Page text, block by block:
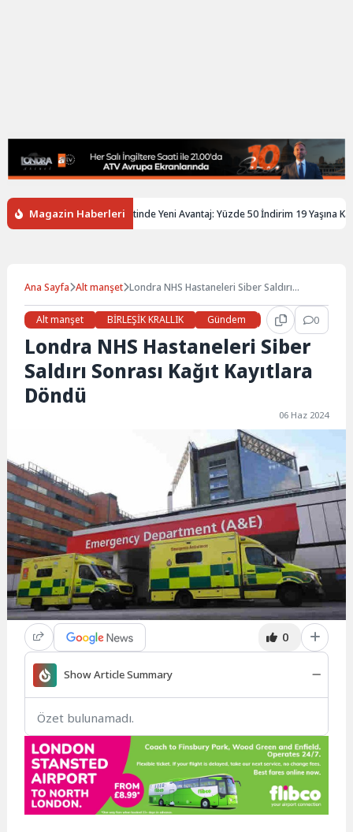
Magazin Haberleri
Gençlere Tren Biletinde Yeni Avantaj: Yüzde 50 İndirim 19 Yaşına Kadar
Ana Sayfa Alt manşet Londra NHS Hastaneleri Siber Saldırı
Alt manşet
BİRLEŞİK KRALLIK Gündem Haberler 0
Londra NHS Hastaneleri Siber
Saldırı Sonrası Kağıt Kayıtlara
Döndü
06 Haz 2024
0
Show Article Summary
Özet bulunamadı.